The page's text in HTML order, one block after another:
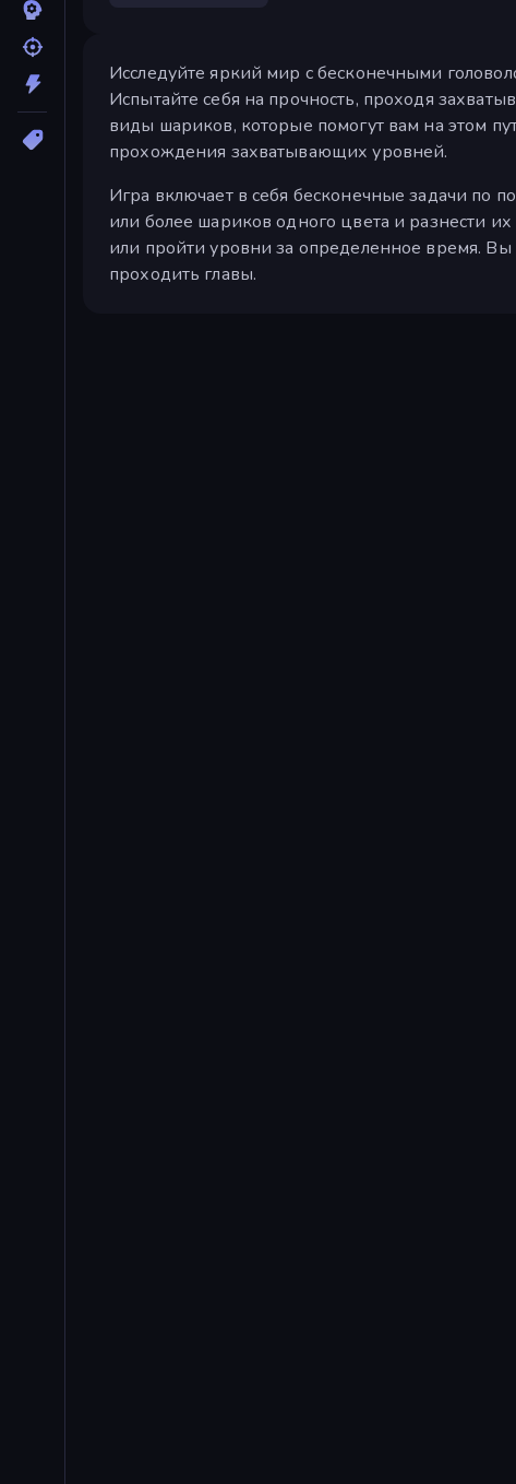
Исследуйте яркий мир с бесконечными
Испытайте себя на прочность, проходя
виды шариков, которые помогут вам на этом
прохождения захватывающих уровней.
Игра включает в себя бесконечные задачи по
или более шариков одного цвета и разнести
или пройти уровни за определенное время. Вы
проходить главы.